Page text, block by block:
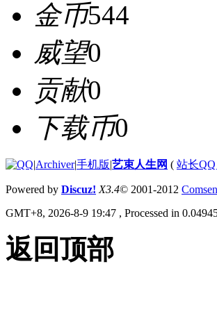
金币544
威望0
贡献0
下载币0
|Archiver|手机版|艺束人生网 ( 站长QQ
Powered by Discuz! X3.4© 2001-2012
GMT+8, 2026-8-9 19:47 , Processed in
返回顶部